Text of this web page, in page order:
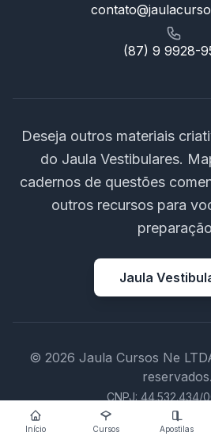
Início Cursos Apostilas
(87) 9 9928-
Deseja outros materiais
do Jaula Vestibulares.
cadernos de questões
outros recursos para
Jaula
© 2026 Jaula Cursos Ne
reservados.
CNPJ: 44.532.434/